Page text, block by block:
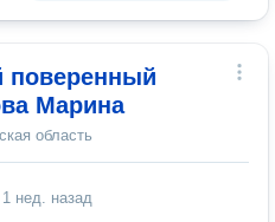
поверенный
Марина
область
1 нед. назад